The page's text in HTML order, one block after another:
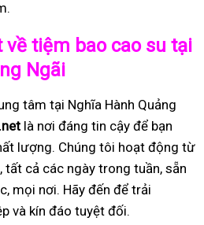
tiệm bao cao su tại
Ngãi
tâm tại Nghĩa Hành Quảng
là nơi đáng tin cậy để bạn
lượng. Chúng tôi hoạt động từ
cả các ngày trong tuần, sẵn
mọi nơi. Hãy đến để trải
và kín đáo tuyệt đối.